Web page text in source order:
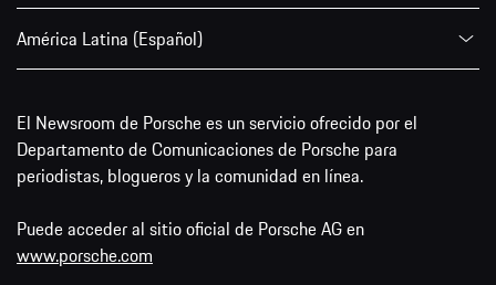
América Latina (Español)
El Newsroom de Porsche es un servicio ofrecido por el
Departamento de Comunicaciones de Porsche para
periodistas, blogueros y la comunidad en línea.
Puede acceder al sitio oficial de Porsche AG en
www.porsche.com